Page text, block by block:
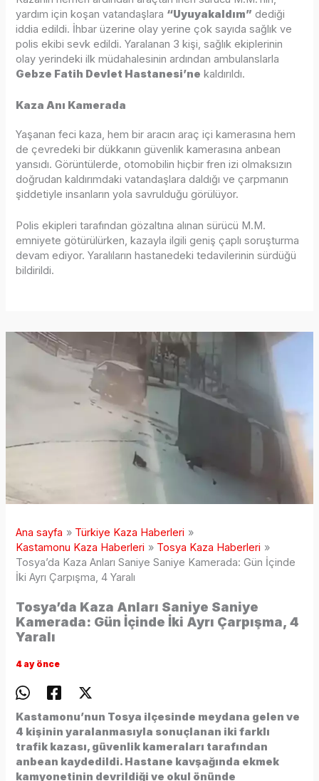
yardım için koşan vatandaşlara “Uyuyakaldım” dediği
iddia edildi. İhbar üzerine olay yerine çok sayıda sağlık ve
polis ekibi sevk edildi. Yaralanan 3 kişi, sağlık ekiplerinin
olay yerindeki ilk müdahalesinin ardından ambulanslarla
Gebze Fatih Devlet Hastanesi’ne kaldırıldı.
Kaza Anı Kamerada
Yaşanan feci kaza, hem bir aracın araç içi kamerasına hem
de çevredeki bir dükkanın güvenlik kamerasına anbean
yansıdı. Görüntülerde, otomobilin hiçbir fren izi olmaksızın
doğrudan kaldırımdaki vatandaşlara daldığı ve çarpmanın
şiddetiyle insanların yola savrulduğu görülüyor.
Polis ekipleri tarafından gözaltına alınan sürücü M.M.
emniyete götürülürken, kazayla ilgili geniş çaplı soruşturma
devam ediyor. Yaralıların hastanedeki tedavilerinin sürdüğü
bildirildi.
Ana sayfa
Türkiye Kaza Haberleri
Kastamonu Kaza Haberleri
Tosya Kaza Haberleri
Tosya’da Kaza Anları Saniye Saniye Kamerada: Gün İçinde
İki Ayrı Çarpışma, 4 Yaralı
Tosya’da Kaza Anları Saniye Saniye
Kamerada: Gün İçinde İki Ayrı Çarpışma, 4
Yaralı
4 ay önce
Kastamonu’nun Tosya ilçesinde meydana gelen ve
4 kişinin yaralanmasıyla sonuçlanan iki farklı
trafik kazası, güvenlik kameraları tarafından
anbean kaydedildi. Hastane kavşağında ekmek
kamyonetinin devrildiği ve okul önünde